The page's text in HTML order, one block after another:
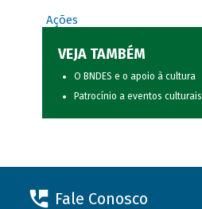
Ações
VEJA TAMBÉM
O BNDES e o apoio à cultura
Patrocínio a eventos culturais
Fale Conosco